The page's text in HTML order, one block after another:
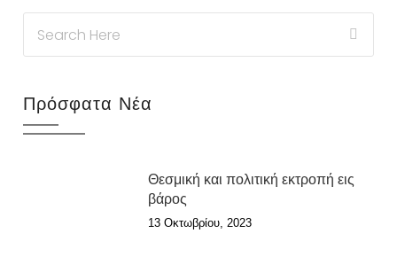
Πρόσφατα Νέα
Θεσμική και πολιτική εκτροπή εις
βάρος
13 Οκτωβρίου, 2023